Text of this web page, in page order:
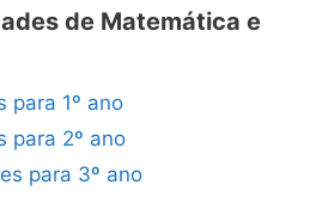
de Matemática e
para 1º ano
para 2º ano
para 3º ano